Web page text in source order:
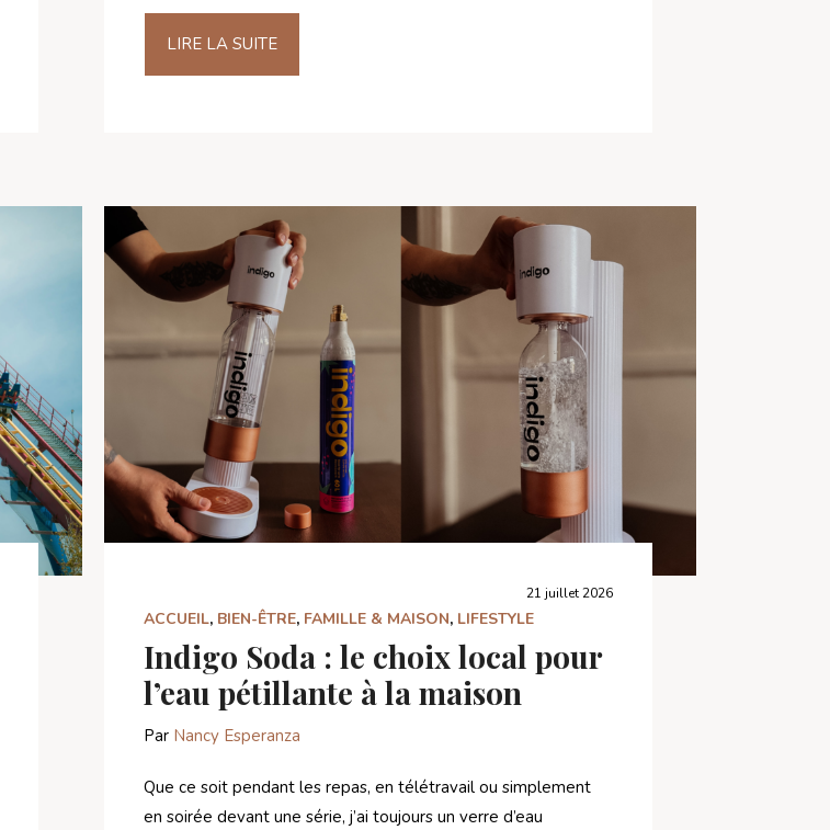
LIRE LA SUITE
21 juillet 2026
ACCUEIL, BIEN-ÊTRE, FAMILLE & MAISON, LIFESTYLE
Indigo Soda : le choix local pour
l’eau pétillante à la maison
Par Nancy Esperanza
Que ce soit pendant les repas, en télétravail ou simplement
en soirée devant une série, j’ai toujours un verre d’eau